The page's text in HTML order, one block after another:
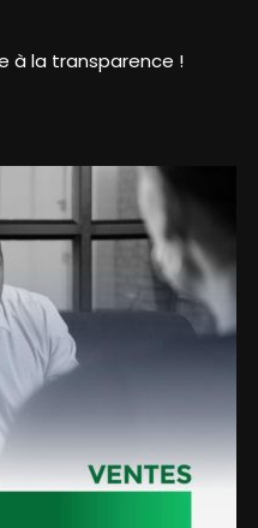
à la transparence !